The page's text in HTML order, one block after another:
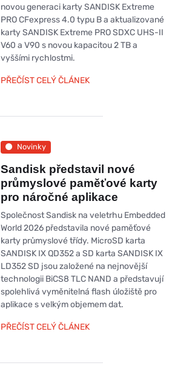
novou generaci karty SANDISK Extreme
PRO CFexpress 4.0 typu B a aktualizované
karty SANDISK Extreme PRO SDXC UHS-II
V60 a V90 s novou kapacitou 2 TB a
vyššími rychlostmi.
PŘEČÍST CELÝ ČLÁNEK
Novinky
Sandisk představil nové
průmyslové paměťové karty
pro náročné aplikace
Společnost Sandisk na veletrhu Embedded
World 2026 představila nové paměťové
karty průmyslové třídy. MicroSD karta
SANDISK IX QD352 a SD karta SANDISK IX
LD352 SD jsou založené na nejnovější
technologii BiCS8 TLC NAND a představují
spolehlivá vyměnitelná flash úložiště pro
aplikace s velkým objemem dat.
PŘEČÍST CELÝ ČLÁNEK